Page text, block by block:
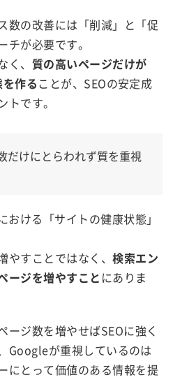
数の改善には「削減」と「促
が必要です。
、 質の高いページだけが
作ることが、SEOの安定成
です。
だけにとらわれず質を重視
おける「サイトの健康状態」
やすことではなく、検索エン
ージを増やすこと にありま
ージ数を増やせばSEOに強く
Googleが重視しているのは
にとって価値のある情報を提